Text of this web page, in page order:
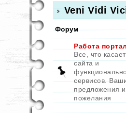
Veni Vidi
Форум
Работа
Все, что
сайта и
сервисов.
предложения и
пожелания